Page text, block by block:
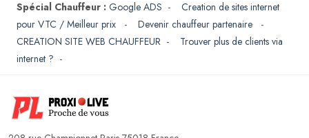
Spécial Chauffeur : Google ADS - Creation de sites internet
pour VTC / Meilleur prix
- Devenir chauffeur partenaire
-
CREATION SITE WEB CHAUFFEUR - Trouver plus de clients via
internet ? -